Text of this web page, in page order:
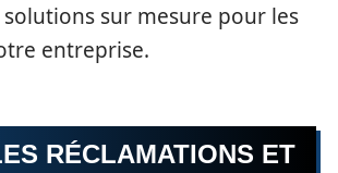
sur mesure pour les
entreprise.
RÉCLAMATIONS ET